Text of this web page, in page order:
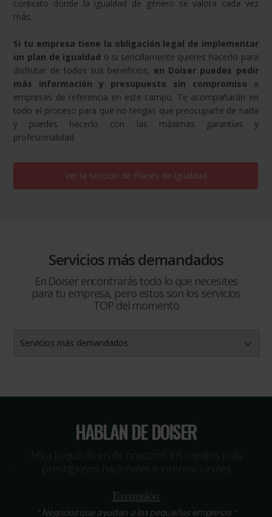
contexto donde la igualdad de género se valora cada vez
más.
Si tu empresa tiene la obligación legal de implementar
un plan de igualdad o si sencillamente quieres hacerlo para
disfrutar de todos sus beneficios, en Doiser puedes pedir
más información y presupuesto sin compromiso a
empresas de referencia en este campo. Te acompañarán en
todo el proceso para que no tengas que preocuparte de nada
y puedes hacerlo con las máximas garantías y
profesionalidad.
Ver la sección de Planes de igualdad
Servicios más demandados
En Doiser encontrarás todo lo que necesites
para tu empresa, pero estos son los servicios
TOP del momento
Servicios más demandados
HABLAN DE DOISER
“Negocios que ayudan a las pequeñas empresas “